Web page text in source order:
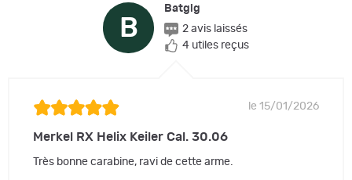
B
Batgig
2 avis laissés
4 utiles reçus
le 15/01/2026
Merkel RX Helix Keiler Cal. 30.06
Très bonne carabine, ravi de cette arme.